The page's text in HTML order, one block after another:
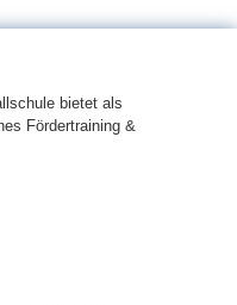
bietet als
Fördertraining &